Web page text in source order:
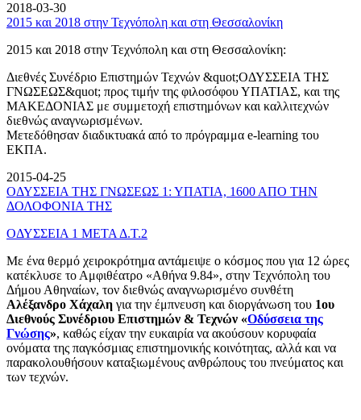
2018-03-30
2015 και 2018 στην Τεχνόπολη και στη Θεσσαλονίκη
2015 και 2018 στην Τεχνόπολη και στη Θεσσαλονίκη:
Διεθνές Συνέδριο Επιστημών Τεχνών &quot;ΟΔΥΣΣΕΙΑ ΤΗΣ
ΓΝΩΣΕΩΣ&quot; προς τιμήν της φιλοσόφου ΥΠΑΤΙΑΣ, και της
ΜΑΚΕΔΟΝΙΑΣ με συμμετοχή επιστημόνων και καλλιτεχνών
διεθνώς αναγνωρισμένων.
Μετεδόθησαν διαδικτυακά από το πρόγραμμα e-learning του
ΕΚΠΑ.
2015-04-25
ΟΔΥΣΣΕΙΑ ΤΗΣ ΓΝΩΣΕΩΣ 1: ΥΠΑΤΙΑ, 1600 ΑΠΟ ΤΗΝ
ΔΟΛΟΦΟΝΙΑ ΤΗΣ
ΟΔΥΣΣΕΙΑ 1 ΜΕΤΑ Δ.Τ.2
Με ένα θερμό χειροκρότημα αντάμειψε ο κόσμος που για 12 ώρες
κατέκλυσε το Αμφιθέατρο «Αθήνα 9.84», στην Τεχνόπολη του
Δήμου Αθηναίων, τον διεθνώς αναγνωρισμένο συνθέτη
Αλέξανδρο Χάχαλη για την έμπνευση και διοργάνωση του 1ου
Διεθνούς Συνέδριου Επιστημών & Τεχνών «Οδύσσεια της
Γνώσης», καθώς είχαν την ευκαιρία να ακούσουν κορυφαία
ονόματα της παγκόσμιας επιστημονικής κοινότητας, αλλά και να
παρακολουθήσουν καταξιωμένους ανθρώπους του πνεύματος και
των τεχνών.